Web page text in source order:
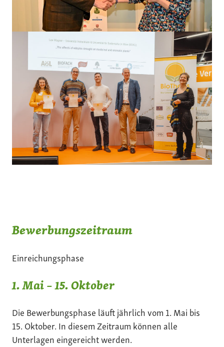
Bewerbungszeitraum
Einreichungsphase
1. Mai – 15. Oktober
Die Bewerbungsphase läuft jährlich vom 1. Mai bis
15. Oktober. In diesem Zeitraum können alle
Unterlagen eingereicht werden.